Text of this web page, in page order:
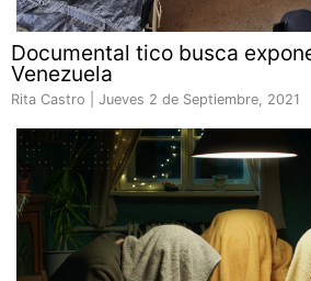
Documental tico busca
Venezuela
Rita Castro | Jueves 2 de Septiembre, 2021